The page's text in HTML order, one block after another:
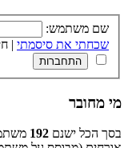
שם משתמש:
שכחתי את סיסמתי |
מי מחובר
בסך הכל ישנם 192